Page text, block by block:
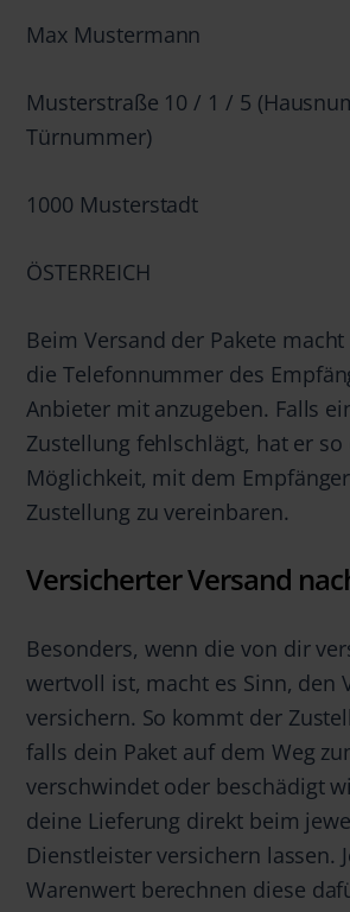
Max Mustermann
Musterstraße 10 / 1 / 5
Türnummer)
1000 Musterstadt
ÖSTERREICH
Beim Versand der Pakete
die Telefonnummer des
Anbieter mit anzugeben. Falls
Zustellung fehlschlägt, hat er so
Möglichkeit, mit dem
Zustellung zu vereinbaren.
Versicherter Versand
Besonders, wenn die von dir
wertvoll ist, macht es Sinn, den
versichern. So kommt der
falls dein Paket auf dem Weg
verschwindet oder beschädigt
deine Lieferung direkt beim
Dienstleister versichern lassen.
Warenwert berechnen diese